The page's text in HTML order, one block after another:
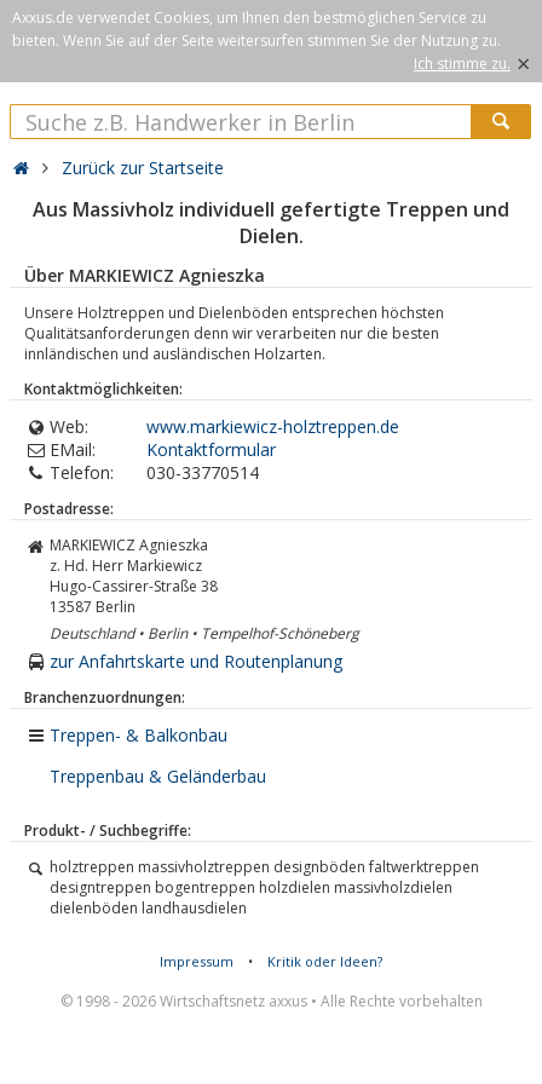
Axxus.de verwendet Cookies, um Ihnen den bestmöglichen Service zu
bieten. Wenn Sie auf der Seite weitersurfen stimmen Sie der Nutzung zu.
Ich stimme zu. ×
Zurück zur Startseite
Aus Massivholz individuell gefertigte Treppen und
Dielen.
Über MARKIEWICZ Agnieszka
Unsere Holztreppen und Dielenböden entsprechen höchsten
Qualitätsanforderungen denn wir verarbeiten nur die besten
innländischen und ausländischen Holzarten.
Kontaktmöglichkeiten:
Web:
www.markiewicz-holztreppen.de
EMail:
Kontaktformular
Telefon:
030-33770514
Postadresse:
MARKIEWICZ Agnieszka
z. Hd. Herr Markiewicz
Hugo-Cassirer-Straße 38
13587 Berlin
Deutschland • Berlin • Tempelhof-Schöneberg
zur Anfahrtskarte und Routenplanung
Branchenzuordnungen:
Treppen- & Balkonbau
Treppenbau & Geländerbau
Produkt- / Suchbegriffe:
holztreppen massivholztreppen designböden faltwerktreppen
designtreppen bogentreppen holzdielen massivholzdielen
dielenböden landhausdielen
Impressum • Kritik oder Ideen?
© 1998 - 2026 Wirtschaftsnetz axxus • Alle Rechte vorbehalten